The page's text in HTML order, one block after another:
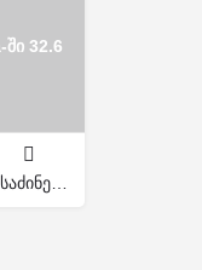
32.6
1 საძინებელი